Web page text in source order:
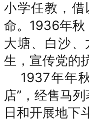
小学任教，
命。 1936年秋
大塘、白沙
生，宣传党的
1937年年
店”，经售马
日和开展地下